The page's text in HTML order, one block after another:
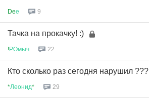
Deе 9
Тачка на прокачку! :)
!РОмыч 22
Кто сколько раз сегодня нарушил ???
*Леонид* 29